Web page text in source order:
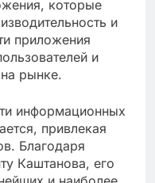
которые
и
приложения
и
рынке.
информационных
привлекая
Благодаря
Каштанова, его